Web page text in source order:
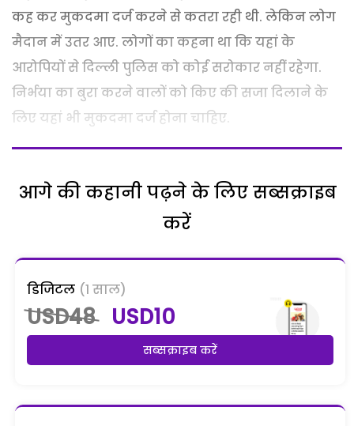
कह कर मुकदमा दर्ज करने से कतरा रही थी. लेकिन लोग
मैदान में उतर आए. लोगों का कहना था कि यहां के
आरोपियों से दिल्ली पुलिस को कोई सरोकार नहीं रहेगा.
निर्भया का बुरा करने वालों को किए की सजा दिलाने के
लिए यहां भी मुकदमा दर्ज होना चाहिए.
आगे की कहानी पढ़ने के लिए सब्सक्राइब
करें
डिजिटल (1 साल)
USD48 USD10
सब्सक्राइब करें